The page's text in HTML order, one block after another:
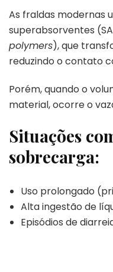
As fraldas modernas
superabsorventes
polymers), que
reduzindo o contato
Porém, quando o
material, ocorre o
Situações
sobrecarga:
Uso prolongado
Alta ingestão de
Episódios de